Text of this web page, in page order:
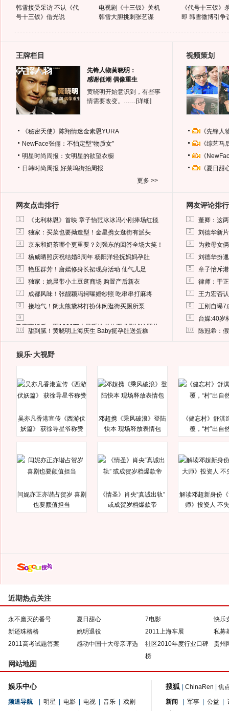
韩雪接受采访 不认《代
号十三钗》借光说
电视剧《十三钗》关机
韩雪大胆挑刺张艺谋
《代号十三钗》
即 韩雪微博引争
王牌栏目
先锋人物黄晓明：
感谢低潮 偶像重生
黄晓明开始意识到，有些事
情需要改变。…… [详细]
《秘密天使》陈翔情迷金素恩YURA
NewFace张俪：不怕定型“物质女”
明星时尚周报：女明星的欲望衣橱
日韩时尚周报 好莱坞街拍周报
更多 >>
视频策划
《先锋
《综艺
《
《夏日
网友点击排行
1 《比利林恩》首映 章子怡范冰冰冯小刚捧场红毯
2 独家：买菜也要拗造型！金星携女逛街有派头
3 京东和奶茶哪个更重要？刘强东的回答全场大笑！
4 杨威晒照庆祝结婚8周年 杨阳洋轻抚妈妈孕肚
5 艳压群芳！唐嫣修身长裙现身活动 仙气儿足
6 独家：姚晨带小土豆逛商场 购置产后新衣
7 成都风味！张靓颖冯轲曝婚纱照 吃串串打麻将
8 接地气！阔太熊黛林打扮休闲逛街买厕所泵
9
马蓉离婚后，砸1000万人民币给媒体要求删掉这照片
10 甜到腻！黄晓明上海庆生 Baby挺孕肚送蛋糕
网友评论排行
1 董卿：这
2 刘德华新
3 为救母女
4 刘德华扮
5 章子怡斥
6 律师：于
7 王力宏否
8 王刚自曝7
9 台媒:40岁
10 陈冠希：
娱乐·大视野
吴亦凡香港宣传《西游伏
妖篇》 获徐导星爷称赞
邓超携《乘风破浪》登陆
快本 现场释放表情包
《健忘村》舒淇
覆，“村”出自
闫妮亦正亦谐占贺岁 喜剧
也要颜值担当
《情圣》肖央“真诚出轨”
或成贺岁档爆款帝
解读邓超新身份
师》投资人 不
近期热点关注
永不磨灭的番号 夏日甜心 7电影
快乐
新还珠格格
姚明退役 2011上海车展
私募
2011高考试题答案
感动中国十大母亲评选
社区2010年度行业口碑
榜
贵州
网站地图
娱乐中心
频道导航 明星 电影 电视 音乐
戏剧
搜狐 ChinaRen 焦
新闻 军事 公益